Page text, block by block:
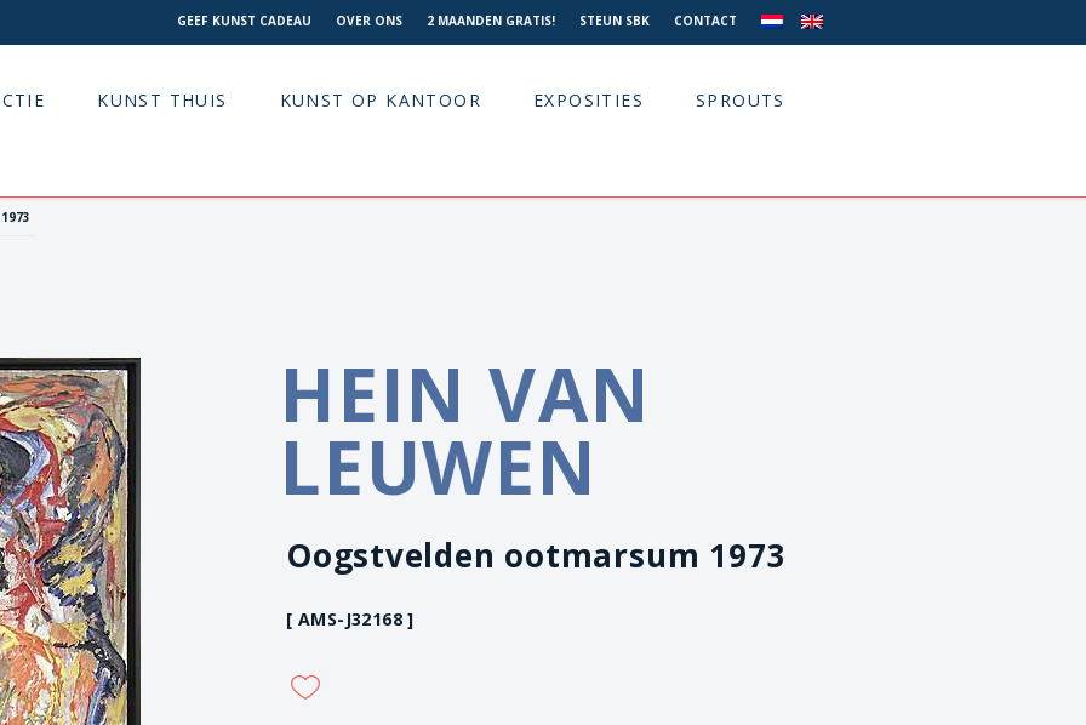
GEEF KUNST CADEAU OVER ONS 2 MAANDEN GRATIS! STEUN SBK CONTACT
KUNST THUIS KUNST OP KANTOOR EXPOSITIES SPROUTS
HEIN VAN
LEUWEN
Oogstvelden ootmarsum 1973
[ AMS-J32168 ]